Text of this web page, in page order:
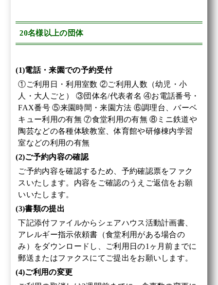
20名様以上の団体
(1)電話・来園での予約受付
①ご利用日・利用室数 ②ご利用人数（幼児・小
人・大人ごと） ③団体名/代表者名 ④お電話番号・
FAX番号 ⑤来園時間・来園方法 ⑥調理台、バーベ
キュー利用の有無 ⑦食堂利用の有無 ⑧ミニ鉄道や
陶芸などの各種体験教室、体育館や研修棟内学習
室などの利用の有無
(2)ご予約内容の確認
ご予約内容を確認するため、予約確認票をファク
スいたします。内容をご確認のうえご返信をお願
いいたします。
(3)書類の提出
下記添付ファイルからシェアハウス活動計画書、
アレルギー指示依頼書（食堂利用がある場合の
み）をダウンロードし、ご利用日の1ヶ月前までに
郵送またはファクスにてご提出をお願いします。
(4)ご利用の変更